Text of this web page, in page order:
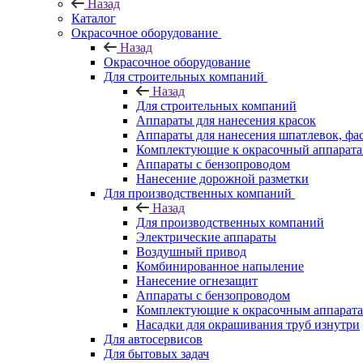
Назад
Каталог
Окрасочное оборудование
Назад
Окрасочное оборудование
Для строительных компаний
Назад
Для строительных компаний
Аппараты для нанесения красок
Аппараты для нанесения шпатлевок,
Комплектующие к окрасочный
Аппараты с бензопроводом
Нанесение дорожной разметки
Для производственных компаний
Назад
Для производственных компаний
Электрические аппараты
Воздушный привод
Комбинированное напыление
Нанесение огнезащит
Аппараты с бензопроводом
Комплектующие к окрасочным
Насадки для окрашивания труб изнутри
Для автосервисов
Для бытовых задач